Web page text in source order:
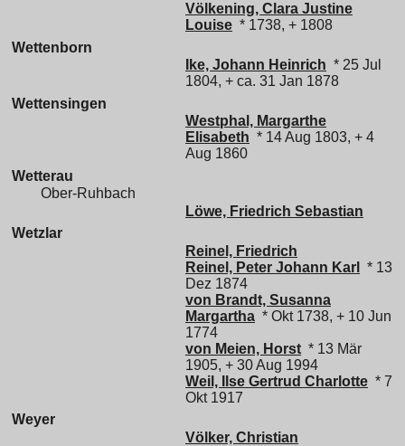
Völkening, Clara Justine
Louise * 1738, + 1808
Wettenborn
Ike, Johann Heinrich * 25 Jul
1804, + ca. 31 Jan 1878
Wettensingen
Westphal, Margarthe
Elisabeth * 14 Aug 1803, + 4
Aug 1860
Wetterau
Ober-Ruhbach
Löwe, Friedrich Sebastian
Wetzlar
Reinel, Friedrich
Reinel, Peter Johann Karl
* 13
Dez 1874
von Brandt, Susanna
Margartha * Okt 1738, + 10 Jun
1774
von Meien, Horst * 13 Mär
1905, + 30 Aug 1994
Weil, Ilse Gertrud Charlotte * 7
Okt 1917
Weyer
Völker, Christian